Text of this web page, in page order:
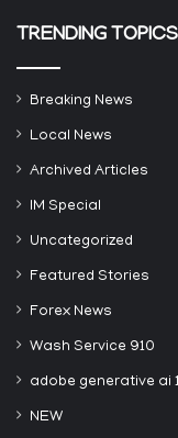
TRENDING TOPICS
Breaking News
Local News
Archived Articles
IM Special
Uncategorized
Featured Stories
Forex News
Wash Service 910
adobe generative ai
NEW